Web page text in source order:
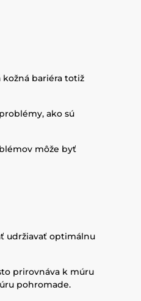
bariéra totiž
ako sú
môže byť
udržiavať optimálnu
prirovnáva k múru
pohromade.